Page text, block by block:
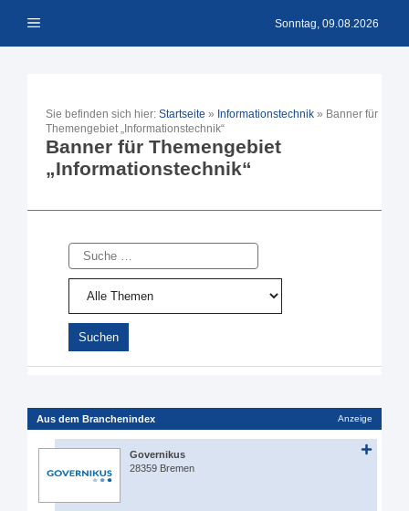
Inhalt Menü Sonntag, 09.08.2026
Sie befinden sich hier: Startseite » Informationstechnik » Banner für
Themengebiet „Informationstechnik“
Banner für Themengebiet
„Informationstechnik“
Suche
Aus dem Branchenindex Anzeige
Governikus
28359 Bremen